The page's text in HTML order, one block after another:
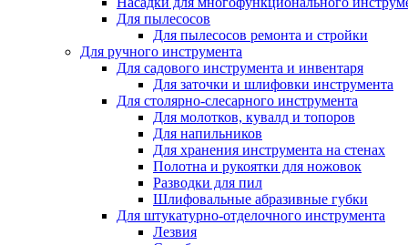
Для пылесосов
Для пылесосов ремонта и стройки
Для ручного инструмента
Для садового инструмента и инвентаря
Для заточки и шлифовки инструмента
Для столярно-слесарного инструмента
Для молотков, кувалд и топоров
Для напильников
Для хранения инструмента на стенах
Полотна и рукоятки для ножовок
Разводки для пил
Шлифовальные абразивные губки
Для штукатурно-отделочного инструмента
Лезвия